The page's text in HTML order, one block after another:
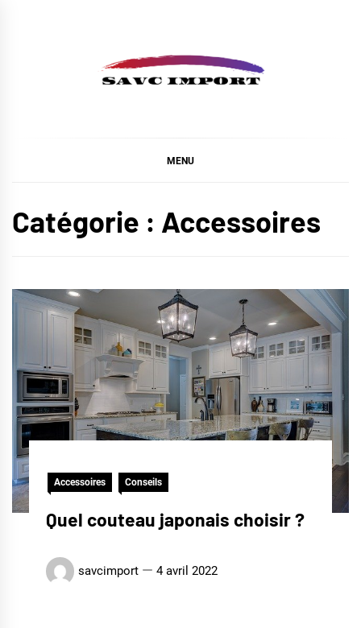
MENU
Catégorie : Accessoires
Accessoires Conseils
Quel couteau japonais choisir ?
savcimport 4 avril 2022